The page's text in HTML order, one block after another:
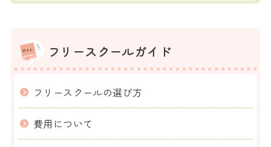
フリースクールガイド
フリースクールの選び方
費用について